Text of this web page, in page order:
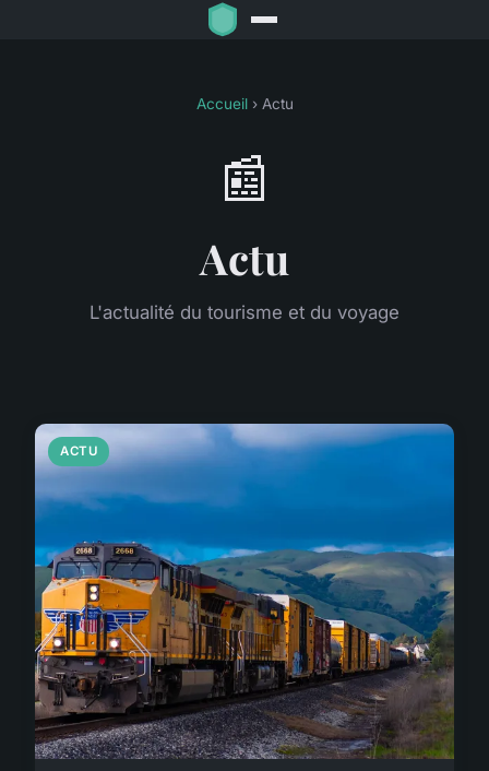
Accueil› Actu
📰
Actu
L'actualité du tourisme et du voyage
ACTU